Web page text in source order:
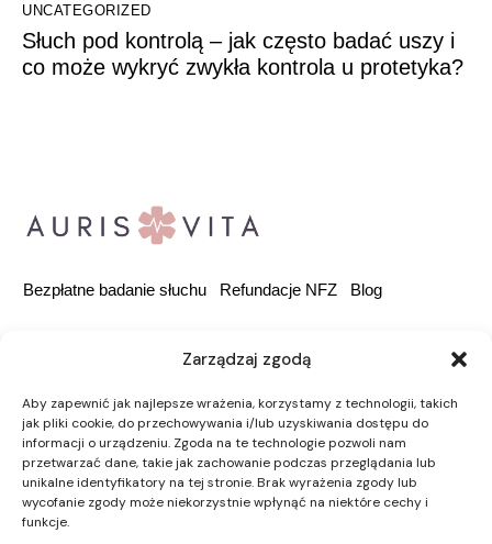
Zarządzaj zgodą
Aby zapewnić jak najlepsze wrażenia, korzystamy z technologii, takich
jak pliki cookie, do przechowywania i/lub uzyskiwania dostępu do
informacji o urządzeniu. Zgoda na te technologie pozwoli nam
przetwarzać dane, takie jak zachowanie podczas przeglądania lub
unikalne identyfikatory na tej stronie. Brak wyrażenia zgody lub
wycofanie zgody może niekorzystnie wpłynąć na niektóre cechy i
funkcje.
UNCATEGORIZED
Słuch pod kontrolą – jak często badać uszy i
co może wykryć zwykła kontrola u protetyka?
Bezpłatne badanie słuchu Refundacje NFZ Blog
Daszyńskiego 2B, 00-843
Warszawa
kontakt@aurisvita.com